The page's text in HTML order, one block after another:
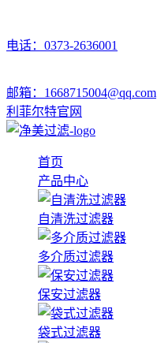
电话：0373-2636001
邮箱：1668715004@qq.com
利菲尔特官网
首页
产品中心
自清洗过滤器
多介质过滤器
保安过滤器
袋式过滤器